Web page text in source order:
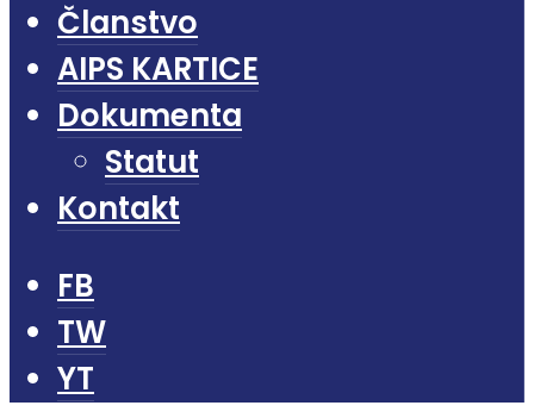
Članstvo
AIPS KARTICE
Dokumenta
Statut
Kontakt
FB
TW
YT